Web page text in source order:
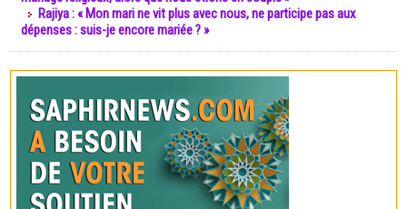
Rajiya : « Mon mari ne vit plus avec nous, ne participe pas aux
dépenses : suis-je encore mariée ? »